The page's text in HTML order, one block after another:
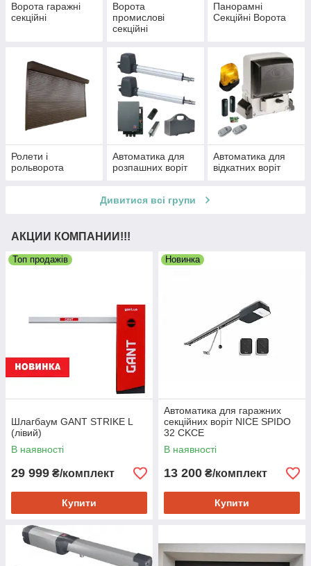
Ворота гаражні
секційні
Ворота
промислові
секційні
Панорамні
Секційні Ворота
Ролети і
рольворота
Автоматика для
розпашних воріт
Автоматика для
відкатних воріт
Дивитися всі групи
АКЦИИ КОМПАНИИ!!!
Топ продажів
Шлагбаум GANT STRIKE L
(лівий)
В наявності
29 999 ₴/комплект
Купити
Новинка
Автоматика для гаражних
секційних воріт NICE SPIDO
32 CKCE
В наявності
13 200 ₴/комплект
Купити